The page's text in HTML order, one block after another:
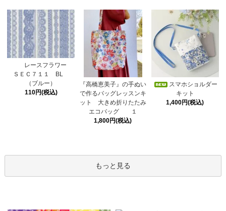
レースフラワー
ＳＥＣ７１１ BL
（ブルー）
110円(税込)
『高橋恵美子』の手ぬい
で作るバッグレッスンキ
ット 大きめ折りたたみ
エコバッグ １
1,800円(税込)
スマホショルダー
キット
1,400円(税込)
もっと見る